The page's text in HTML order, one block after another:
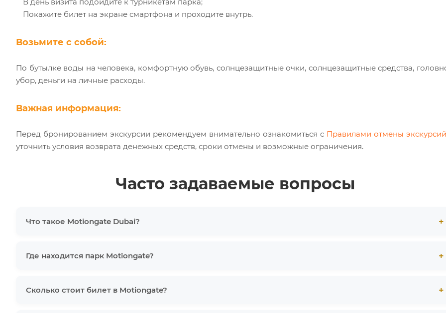
Покажите билет на экране смартфона и проходите внутрь.
Возьмите с собой:
По бутылке воды на человека, комфортную обувь, солнцезащитные очки, солнцезащитные средства,
убор, деньги на личные расходы.
Важная информация:
Перед бронированием экскурсии рекомендуем внимательно ознакомиться с Правилами отмены экскурсий
уточнить условия возврата денежных средств, сроки отмены и возможные ограничения.
Часто задаваемые вопросы
Что такое Motiongate Dubai?
Где находится парк Motiongate?
Сколько стоит билет в Motiongate?